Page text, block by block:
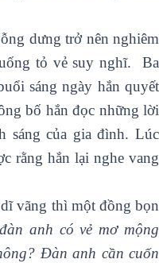
dưng trở nên nghiêm
tỏ vẻ suy nghĩ. Ba
sáng ngày hắn quyết
bố hắn đọc những lời
sáng của gia đình. Lúc
rằng hắn lại nghe vang
vãng thì một đồng bọn
anh có vẻ mơ mộng
Đàn anh cần cuốn